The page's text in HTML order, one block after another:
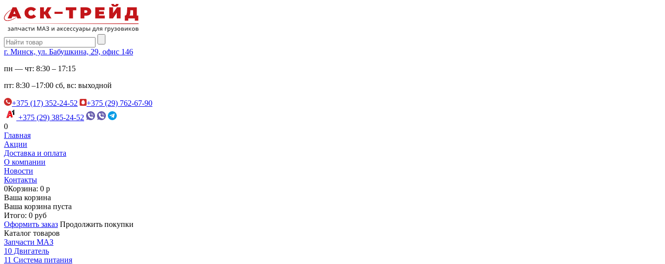
г. Минск, ул. Бабушкина, 29, офис 146
пн — чт: 8:30 – 17:15
пт: 8:30 –17:00 сб, вс: выходной
+375 (17) 352-24-52
+375 (29) 762-67-90
+375 (29) 385-24-52
0
Главная
Акции
Доставка и оплата
О компании
Новости
Контакты
0Корзина: 0 р
Ваша корзина
Ваша корзина пуста
Итого: 0 руб
Оформить заказ Продолжить покупки
Каталог товаров
Запчасти МАЗ
10 Двигатель
11 Система питания